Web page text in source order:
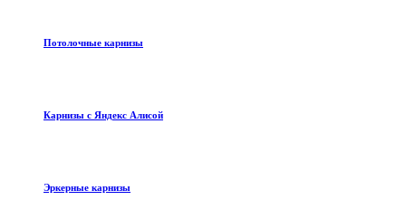
Потолочные карнизы
Карнизы с Яндекс Алисой
Эркерные карнизы